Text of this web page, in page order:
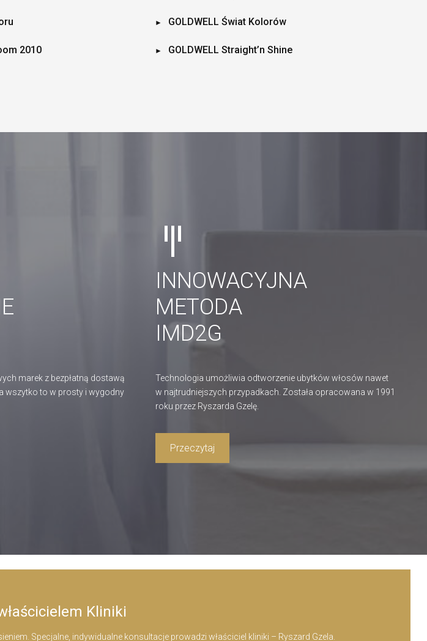
GOLDWELL Świat Kolorów
2010 GOLDWELL Straight’n Shine
marek z bezpłatną dostawą
wszytko to w prosty i wygodny
INNOWACYJNA
METODA
IMD2G
Technologia umożliwia odtworzenie ubytków włosów nawet
w najtrudniejszych przypadkach. Została opracowana w 1991
roku przez Ryszarda Gzelę.
Przeczytaj
Kliniki
Specjalne, indywidualne konsultacje prowadzi właściciel kliniki – Ryszard Gzela.